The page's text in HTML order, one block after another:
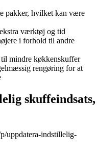
pakker, hvilket kan være
værktøj og tid
i forhold til andre
mindre køkkenskuffer
rengøring for at
skuffeindsats,
uppdatera-indstillelig-